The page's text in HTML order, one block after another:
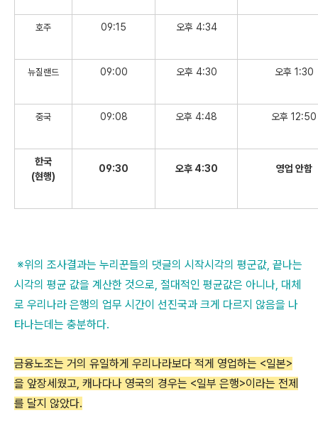
호주 09:15 오후 4:34
뉴질랜드 09:00 오후 4:30 오후 1:30
중국 09:08 오후 4:48 오후 12:50
한국
(현행)
09:30 오후 4:30 영업 안함
※위의 조사결과는 누리꾼들의 댓글의 시작시각의 평군값, 끝나는
시각의 평균 값을 계산한 것으로, 절대적인 평균값은 아니나, 대체
로 우리나라 은행의 업무 시간이 선진국과 크게 다르지 않음을 나
타나는데는 충분하다.
금융노조는 거의 유일하게 우리나라보다 적게 영업하는 <일본>
을 앞장세웠고, 캐나다나 영국의 경우는 <일부 은행>이라는 전제
를 달지 않았다.